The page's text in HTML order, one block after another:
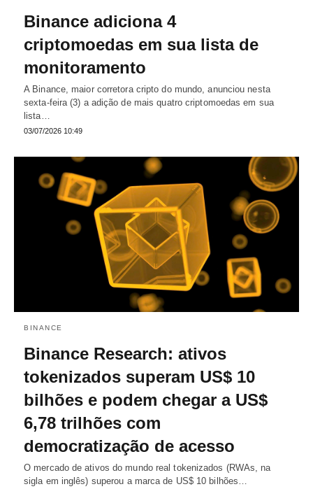
Binance adiciona 4
criptomoedas em sua lista de
monitoramento
A Binance, maior corretora cripto do mundo, anunciou nesta
sexta-feira (3) a adição de mais quatro criptomoedas em sua
lista…
03/07/2026 10:49
BINANCE
Binance Research: ativos
tokenizados superam US$ 10
bilhões e podem chegar a US$
6,78 trilhões com
democratização de acesso
O mercado de ativos do mundo real tokenizados (RWAs, na
sigla em inglês) superou a marca de US$ 10 bilhões…